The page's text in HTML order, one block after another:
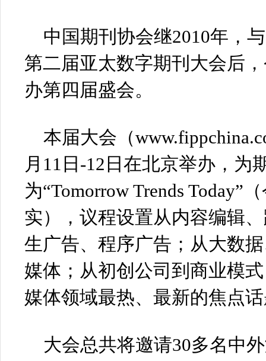
中国期刊协会继2010年，
第二届亚太数字期刊大会后
办第四届盛会。
本届大会（
月11日-12日在北京举办，为
为“Tomorrow Trends Today”
实），议程设置从内容编辑
生广告、程序广告；从大数
媒体；从初创公司到商业模
媒体领域最热、最新的焦点
大会总共将邀请30多名中